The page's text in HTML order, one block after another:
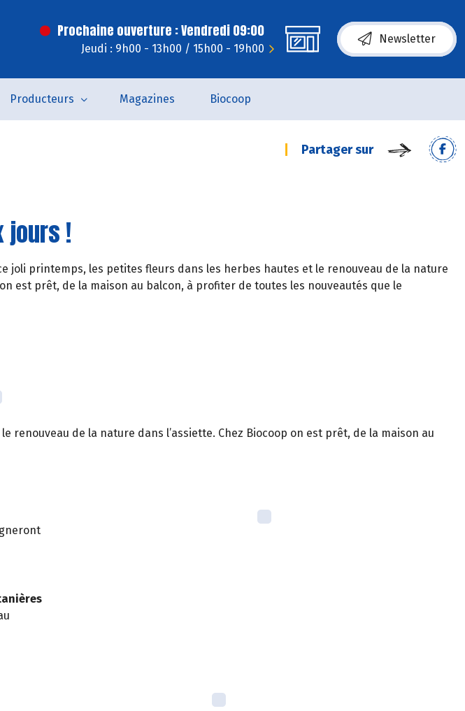
Prochaine ouverture : Vendredi 09:00
Jeudi : 9h00 - 13h00 / 15h00 - 19h00
Newsletter
Producteurs Magazines Biocoop
Partager sur
jours !
joli printemps, les petites fleurs dans les herbes hautes et le renouveau de la nature
est prêt, de la maison au balcon, à profiter de toutes les nouveautés que le
de la nature dans l’assiette. Chez Biocoop on est prêt, de la maison au